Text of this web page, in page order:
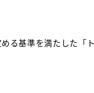
基準を満たした「